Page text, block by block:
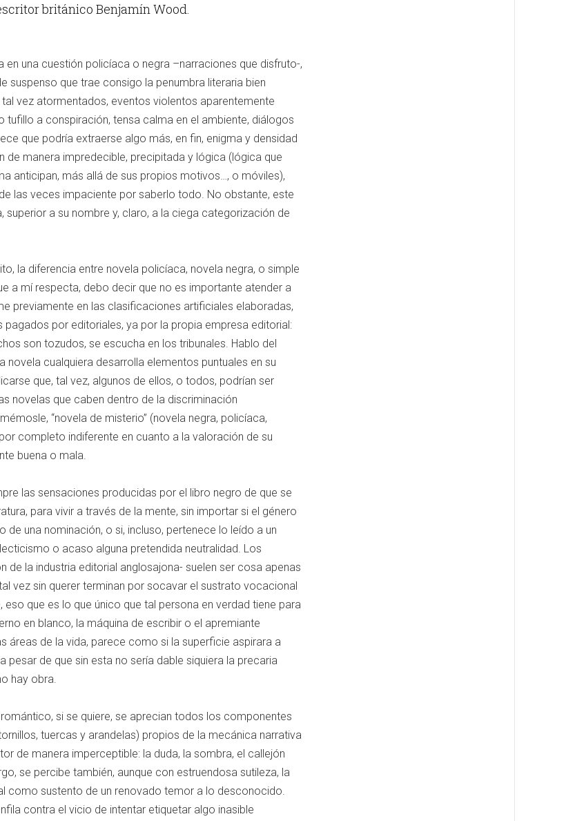
británico Benjamín Wood.
en una cuestión policíaca o negra –narraciones que disfruto-,
suspenso que trae consigo la penumbra literaria bien
vez atormentados, eventos violentos aparentemente
tufillo a conspiración, tensa calma en el ambiente, diálogos
que podría extraerse algo más, en fin, enigma y densidad
de manera impredecible, precipitada y lógica (lógica que
anticipan, más allá de sus propios motivos…, o móviles),
las veces impaciente por saberlo todo. No obstante, este
a su nombre y, claro, a la ciega categorización de
la diferencia entre novela policíaca, novela negra, o simple
a mí respecta, debo decir que no es importante atender a
previamente en las clasificaciones artificiales elaboradas,
por editoriales, ya por la propia empresa editorial:
son tozudos, se escucha en los tribunales. Hablo del
novela cualquiera desarrolla elementos puntuales en su
que, tal vez, algunos de ellos, o todos, podrían ser
novelas que caben dentro de la discriminación
“novela de misterio” (novela negra, policíaca,
completo indiferente en cuanto a la valoración de su
buena o mala.
las sensaciones producidas por el libro negro de que se
para vivir a través de la mente, sin importar si el género
de una nominación, o si, incluso, pertenece lo leído a un
o acaso alguna pretendida neutralidad. Los
de la industria editorial anglosajona- suelen ser cosa apenas
vez sin querer terminan por socavar el sustrato vocacional
eso que es lo que único que tal persona en verdad tiene para
en blanco, la máquina de escribir o el apremiante
áreas de la vida, parece como si la superficie aspirara a
pesar de que sin esta no sería dable siquiera la precaria
hay obra.
romántico, si se quiere, se aprecian todos los componentes
tuercas y arandelas) propios de la mecánica narrativa
de manera imperceptible: la duda, la sombra, el callejón
se percibe también, aunque con estruendosa sutileza, la
como sustento de un renovado temor a lo desconocido.
contra el vicio de intentar etiquetar algo inasible